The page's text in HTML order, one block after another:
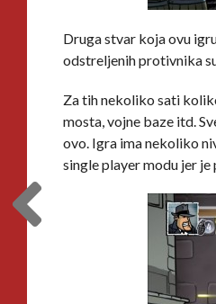
Druga stvar koja ovu
odstreljenih protivnika
Za tih nekoliko sati
mosta, vojne baze itd.
ovo. Igra ima nekoliko
single player modu jer